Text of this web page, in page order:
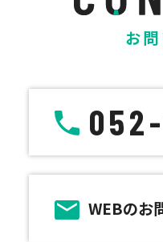
お
WEBのお